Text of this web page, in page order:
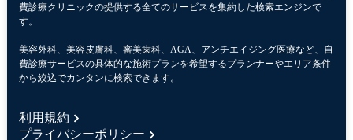
費診療クリニックの提供する全てのサービスを集約した検索エンジンで
す。
美容外科、美容皮膚科、審美歯科、AGA、アンチエイジング医療など、自
費診療サービスの具体的な施術プランを希望するプランナーやエリア条件
から絞込でカンタンに検索できます。
利用規約
プライバシーポリシー